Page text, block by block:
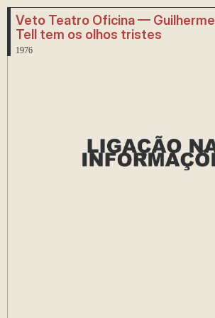
Veto Teatro Oficina — Guilherme
Tell tem os olhos tristes
1976